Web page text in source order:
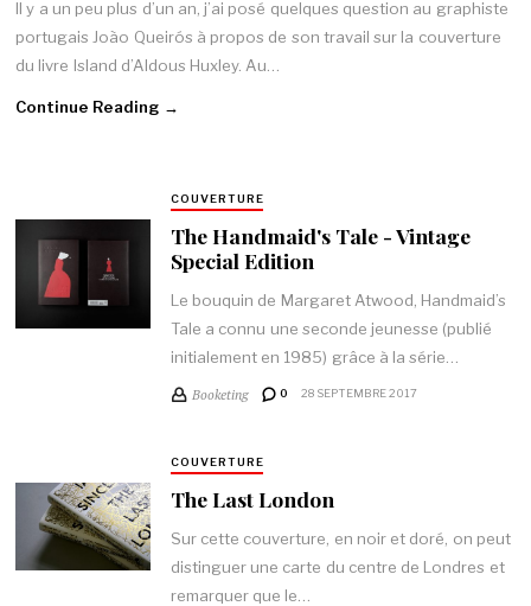
Il y a un peu plus d’un an, j’ai posé quelques question au graphiste
portugais João Queirós à propos de son travail sur la couverture
du livre Island d’Aldous Huxley. Au…
Continue Reading →
COUVERTURE
The Handmaid's Tale - Vintage
Special Edition
Le bouquin de Margaret Atwood, Handmaid’s
Tale a connu une seconde jeunesse (publié
initialement en 1985) grâce à la série…
Booketing 0 28 SEPTEMBRE 2017
COUVERTURE
The Last London
Sur cette couverture, en noir et doré, on peut
distinguer une carte du centre de Londres et
remarquer que le…